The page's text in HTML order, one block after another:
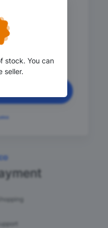
içeren
ve Raporlama
stock. You can
seller.